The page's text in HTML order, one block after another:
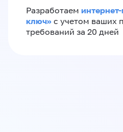
Разработаем
ключ»‎ с учетом ваших
требований за 20 дней